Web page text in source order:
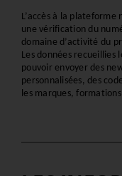
L’accès à la plateforme
une vérification du
domaine d’activité du
Les données recueillies
pouvoir envoyer des
personnalisées, des
les marques,